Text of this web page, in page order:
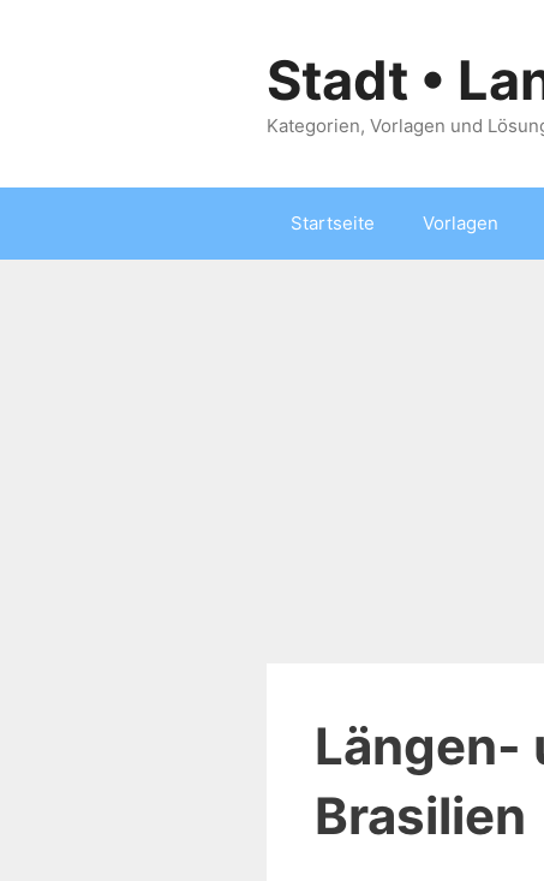
Stadt •
Kategorien, Vorlagen und
Startseite Vorlagen
Längen-
Brasilien